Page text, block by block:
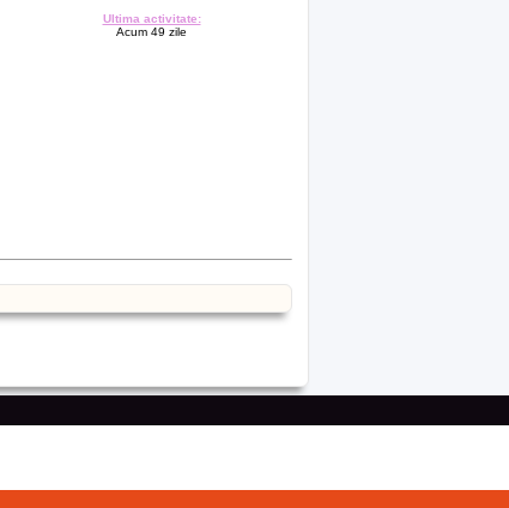
Ultima activitate:
Acum 49 zile